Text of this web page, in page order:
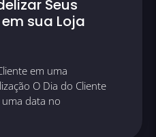
Seus
sua Loja
em uma
O Dia do Cliente
data no